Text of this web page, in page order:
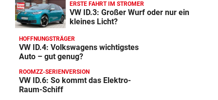
ERSTE FAHRT IM STROMER
VW ID.3: Großer Wurf oder nur ein
kleines Licht?
HOFFNUNGSTRÄGER
VW ID.4: Volkswagens wichtigstes
Auto – gut genug?
ROOMZZ-SERIENVERSION
VW ID.6: So kommt das Elektro-
Raum-Schiff